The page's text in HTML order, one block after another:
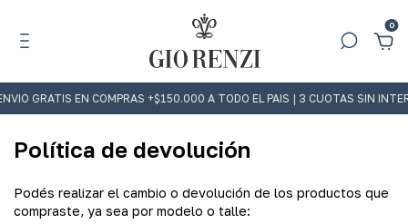
0
GRATIS EN COMPRAS +$150.000 A TODO EL PAIS | 3 CUOTAS SIN
Política de devolución
Podés realizar el cambio o devolución de los productos que
compraste, ya sea por modelo o talle: